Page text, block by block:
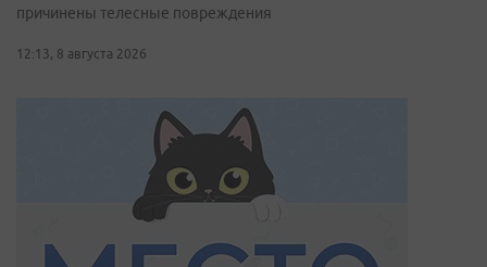
причинены телесные повреждения
12:13, 8 августа 2026